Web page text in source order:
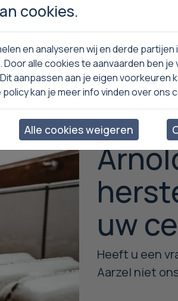
uw
Heeft u een
Aarzel niet
cookies.
en analyseren wij en derde
alle cookies te aanvaarden ben je
aanpassen aan je eigen voorkeuren
kan je meer info vinden over ons
Alle cookies weigeren